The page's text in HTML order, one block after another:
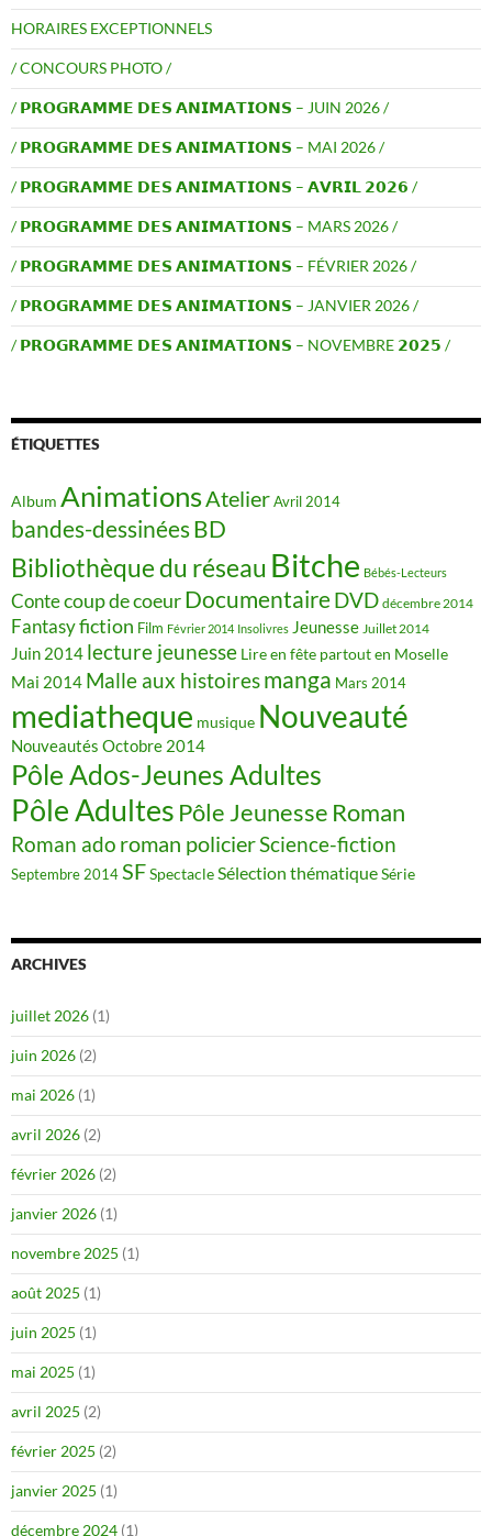
HORAIRES EXCEPTIONNELS
/ CONCOURS PHOTO /
/ 𝗣𝗥𝗢𝗚𝗥𝗔𝗠𝗠𝗘 𝗗𝗘𝗦 𝗔𝗡𝗜𝗠𝗔𝗧𝗜𝗢𝗡𝗦 – JUIN 2026 /
/ 𝗣𝗥𝗢𝗚𝗥𝗔𝗠𝗠𝗘 𝗗𝗘𝗦 𝗔𝗡𝗜𝗠𝗔𝗧𝗜𝗢𝗡𝗦 – MAI 2026 /
/ 𝗣𝗥𝗢𝗚𝗥𝗔𝗠𝗠𝗘 𝗗𝗘𝗦 𝗔𝗡𝗜𝗠𝗔𝗧𝗜𝗢𝗡𝗦 – 𝗔𝗩𝗥𝗜𝗟 𝟮𝟬𝟮𝟲 /
/ 𝗣𝗥𝗢𝗚𝗥𝗔𝗠𝗠𝗘 𝗗𝗘𝗦 𝗔𝗡𝗜𝗠𝗔𝗧𝗜𝗢𝗡𝗦 – MARS 2026 /
/ 𝗣𝗥𝗢𝗚𝗥𝗔𝗠𝗠𝗘 𝗗𝗘𝗦 𝗔𝗡𝗜𝗠𝗔𝗧𝗜𝗢𝗡𝗦 – FÉVRIER 2026 /
/ 𝗣𝗥𝗢𝗚𝗥𝗔𝗠𝗠𝗘 𝗗𝗘𝗦 𝗔𝗡𝗜𝗠𝗔𝗧𝗜𝗢𝗡𝗦 – JANVIER 2026 /
/ 𝗣𝗥𝗢𝗚𝗥𝗔𝗠𝗠𝗘 𝗗𝗘𝗦 𝗔𝗡𝗜𝗠𝗔𝗧𝗜𝗢𝗡𝗦 – NOVEMBRE 𝟮𝟬𝟮𝟱 /
ÉTIQUETTES
Album AnimationsAtelierAvril 2014
bandes-dessinéesBD
Bibliothèque du réseau Bitche Bébés-Lecteurs
Contecoup de coeurDocumentaireDVD décembre 2014
Fantasyfiction Film Février 2014 Insolivres Jeunesse Juillet 2014
Juin 2014 lecture jeunesse Lire en fête partout en Moselle
Mai 2014 Malle aux histoiresmanga Mars 2014
mediatheque musique Nouveauté
Nouveautés Octobre 2014
Pôle Ados-Jeunes Adultes
Pôle Adultes Pôle Jeunesse Roman
Roman ado roman policierScience-fiction
Septembre 2014SFSpectacleSélection thématiqueSérie
ARCHIVES
juillet 2026 (1)
juin 2026 (2)
mai 2026 (1)
avril 2026 (2)
février 2026 (2)
janvier 2026 (1)
novembre 2025 (1)
août 2025 (1)
juin 2025 (1)
mai 2025 (1)
avril 2025 (2)
février 2025 (2)
janvier 2025 (1)
décembre 2024 (1)